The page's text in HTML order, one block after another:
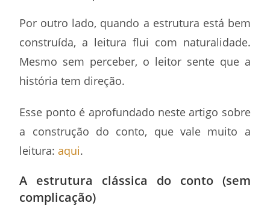
Por outro lado, quando a estrutura está bem
construída, a leitura flui com naturalidade.
Mesmo sem perceber, o leitor sente que a
história tem direção.
Esse ponto é aprofundado neste artigo sobre
a construção do conto, que vale muito a
leitura:aqui.
A estrutura clássica do conto (sem
complicação)